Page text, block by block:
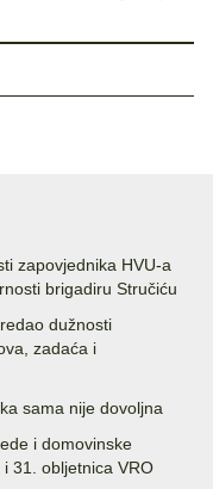
zapovjednika HVU-a
brigadiru Stručiću
dužnosti
zadaća i
sama nije dovoljna
i domovinske
31. obljetnica VRO